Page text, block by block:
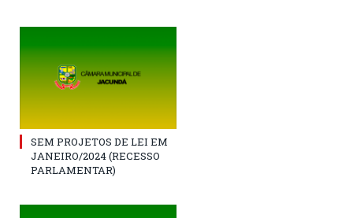
SEM PROJETOS DE LEI EM
JANEIRO/2024 (RECESSO
PARLAMENTAR)